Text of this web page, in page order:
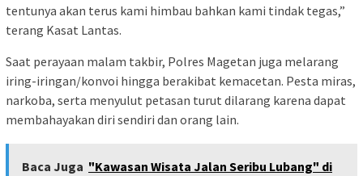
tentunya akan terus kami himbau bahkan kami tindak tegas,”
terang Kasat Lantas.
Saat perayaan malam takbir, Polres Magetan juga melarang
iring-iringan/konvoi hingga berakibat kemacetan. Pesta miras,
narkoba, serta menyulut petasan turut dilarang karena dapat
membahayakan diri sendiri dan orang lain.
Baca Juga "Kawasan Wisata Jalan Seribu Lubang" di